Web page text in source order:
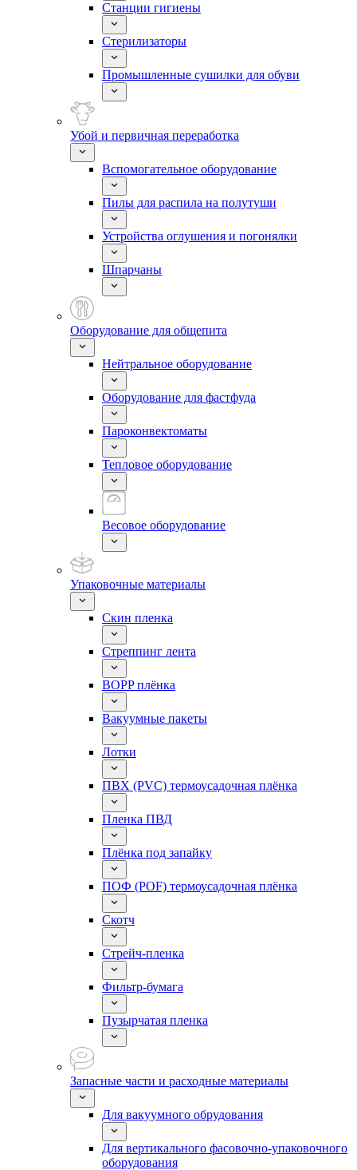
Станции гигиены
Стерилизаторы
Промышленные сушилки для обуви
Убой и первичная переработка
Вспомогательное оборудование
Пилы для распила на полутуши
Устройства оглушения и погонялки
Шпарчаны
Оборудование для общепита
Нейтральное оборудование
Оборудование для фастфуда
Пароконвектоматы
Тепловое оборудование
Весовое оборудование
Упаковочные материалы
Скин пленка
Стреппинг лента
BOPP плёнка
Вакуумные пакеты
Лотки
ПВХ (PVC) термоусадочная плёнка
Пленка ПВД
Плёнка под запайку
ПОФ (POF) термоусадочная плёнка
Скотч
Стрейч-пленка
Фильтр-бумага
Пузырчатая пленка
Запасные части и расходные материалы
Для вакуумного обрудования
Для вертикального фасовочно-упаковочного
оборудования